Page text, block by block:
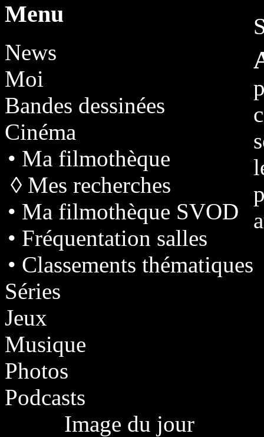
Menu
News
Moi
Bandes dessinées
Cinéma
• Ma filmothèque
◊ Mes recherches
• Ma filmothèque SVOD
• Fréquentation salles
• Classements thématiques
Séries
Jeux
Musique
Photos
Podcasts
Image du jour